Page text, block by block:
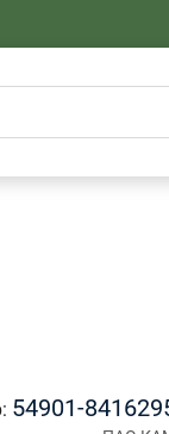
54901-